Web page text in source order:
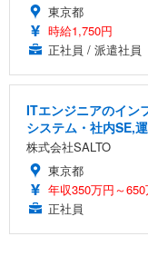
東京都
時給1,750円
正社員 / 派遣社員
ITエンジニアのイン
システム・社内SE,
株式会社SALTO
東京都
年収350万円～650
正社員